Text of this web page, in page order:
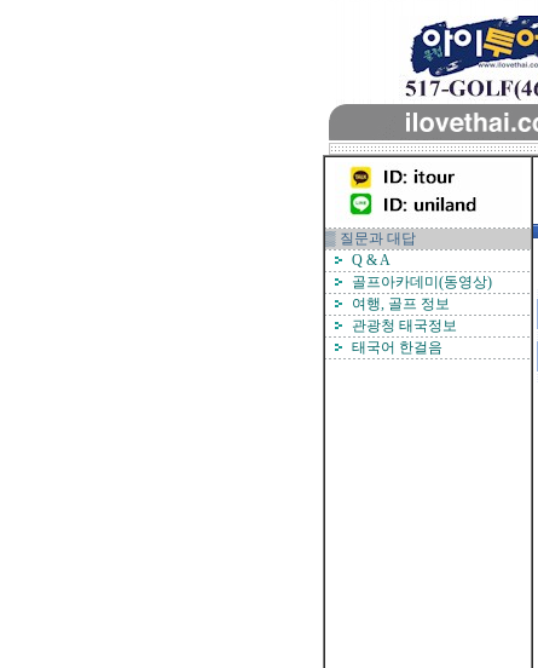
▒ 질문과 대답
Q & A
골프아카데미(동영상)
여행, 골프 정보
관광청 태국정보
태국어 한걸음